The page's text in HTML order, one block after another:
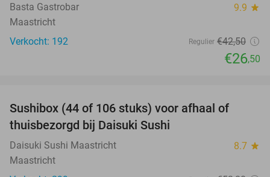
Basta Gastrobar 9.9 star
Maastricht
Verkocht: 192
Regulier €42,50
€26,50
Sushibox (44 of 106 stuks) voor afhaal of
thuisbezorgd bij Daisuki Sushi
Daisuki Sushi Maastricht 8.7 star
Maastricht